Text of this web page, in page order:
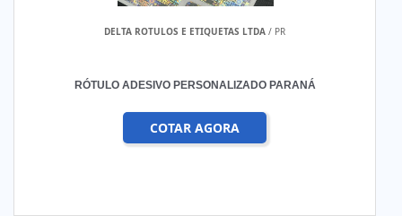
DELTA ROTULOS E ETIQUETAS LTDA / PR
RÓTULO ADESIVO PERSONALIZADO PARANÁ
COTAR AGORA